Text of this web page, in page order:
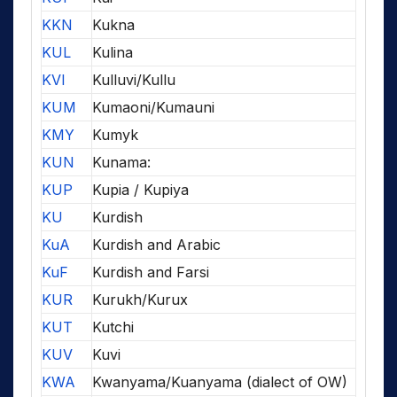
KKN
Kukna
KUL
Kulina
KVI
Kulluvi/Kullu
KUM
Kumaoni/Kumauni
KMY
Kumyk
KUN
Kunama:
KUP
Kupia / Kupiya
KU
Kurdish
KuA
Kurdish and Arabic
KuF
Kurdish and Farsi
KUR
Kurukh/Kurux
KUT
Kutchi
KUV
Kuvi
KWA
Kwanyama/Kuanyama (dialect of OW)